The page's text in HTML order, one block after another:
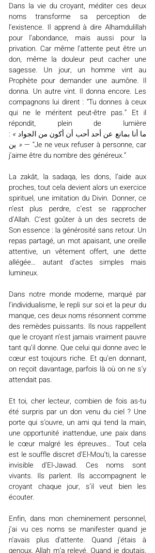
Dans la vie du croyant, méditer ces deux
noms transforme sa perception de
l’existence. Il apprend à dire Alhamdulillah
pour l’abondance, mais aussi pour la
privation. Car même l’attente peut être un
don, même la douleur peut cacher une
sagesse. Un jour, un homme vint au
Prophète pour demander une aumône. Il
donna. Un autre vint. Il donna encore. Les
compagnons lui dirent : “Tu donnes à ceux
qui ne le méritent peut-être pas.” Et il
répondit, plein de lumière
: « ما أنا بمانع عن أحد أحب أن أكون من الجواد
ين » — “Je ne veux refuser à personne, car
j’aime être du nombre des généreux.”
La zakât, la sadaqa, les dons, l’aide aux
proches, tout cela devient alors un exercice
spirituel, une imitation du Divin. Donner, ce
n’est plus perdre, c’est se rapprocher
d’Allah. C’est goûter à un des secrets de
Son essence : la générosité sans retour. Un
repas partagé, un mot apaisant, une oreille
attentive, un vêtement offert, une dette
allégée… autant d’actes simples mais
lumineux.
Dans notre monde moderne, marqué par
l’individualisme, le repli sur soi et la peur du
manque, ces deux noms résonnent comme
des remèdes puissants. Ils nous rappellent
que le croyant n’est jamais vraiment pauvre
tant qu’il donne. Que celui qui donne avec le
cœur est toujours riche. Et qu’en donnant,
on reçoit davantage, parfois là où on ne s’y
attendait pas.
Et toi, cher lecteur, combien de fois as-tu
été surpris par un don venu du ciel ? Une
porte qui s’ouvre, un ami qui tend la main,
une opportunité inattendue, une paix dans
le cœur malgré les épreuves… Tout cela
est le souffle discret d’El-Mou’ti, la caresse
invisible d’El-Jawad. Ces noms sont
vivants. Ils parlent. Ils accompagnent le
croyant chaque jour, s’il veut bien les
écouter.
Enfin, dans mon cheminement personnel,
j’ai vu ces noms se manifester quand je
n’avais plus d’attente. Quand j’étais à
genoux, Allah m’a relevé. Quand je doutais,